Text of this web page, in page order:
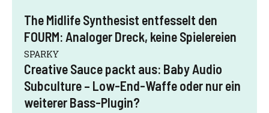
The Midlife Synthesist entfesselt den
FOURM: Analoger Dreck, keine Spielereien
SPARKY
Creative Sauce packt aus: Baby Audio
Subculture – Low-End-Waffe oder nur ein
weiterer Bass-Plugin?